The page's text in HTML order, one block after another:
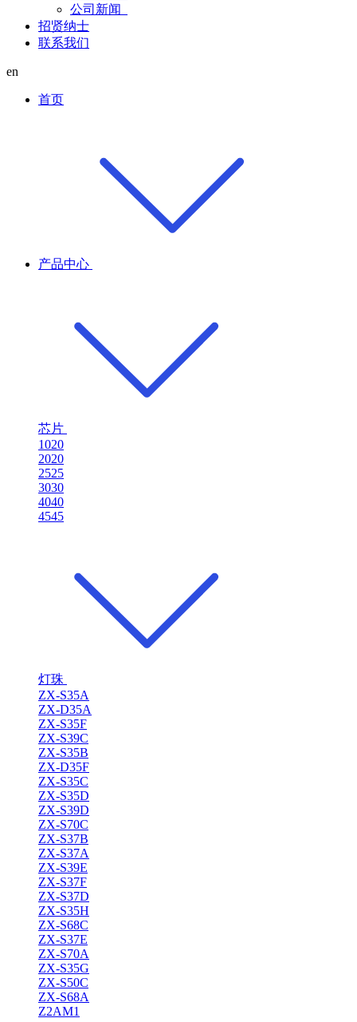
公司新闻
招贤纳士
联系我们
en
首页
产品中心
芯片
1020
2020
2525
3030
4040
4545
灯珠
ZX-S35A
ZX-D35A
ZX-S35F
ZX-S39C
ZX-S35B
ZX-D35F
ZX-S35C
ZX-S35D
ZX-S39D
ZX-S70C
ZX-S37B
ZX-S37A
ZX-S39E
ZX-S37F
ZX-S37D
ZX-S35H
ZX-S68C
ZX-S37E
ZX-S70A
ZX-S35G
ZX-S50C
ZX-S68A
Z2AM1